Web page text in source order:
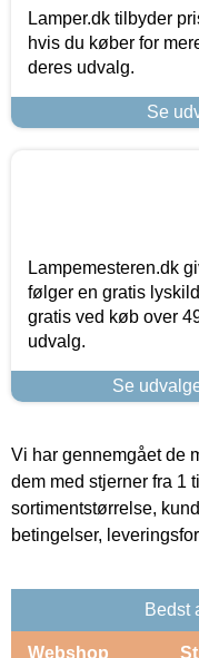
Lamper.dk tilbyder
hvis du køber for
deres udvalg.
Se
Lampemesteren.dk
følger en gratis
gratis ved køb over
udvalg.
Se
Vi har gennemgået de
dem med stjerner fra 1
sortimentstørrelse,
betingelser,
Bedst
Webshop